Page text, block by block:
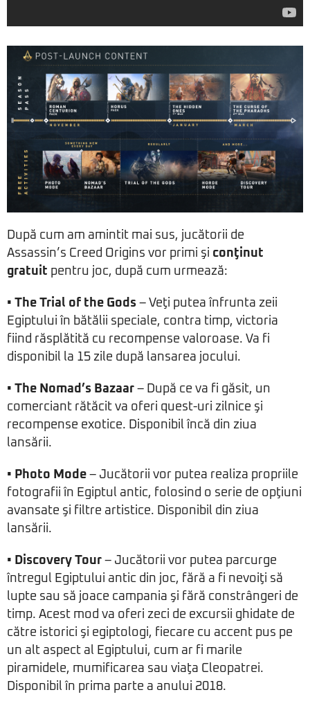
După cum am amintit mai sus, jucătorii de
Assassin’s Creed Origins vor primi şi conţinut
gratuit pentru joc, după cum urmează:
• The Trial of the Gods – Veţi putea înfrunta zeii
Egiptului în bătălii speciale, contra timp, victoria
fiind răsplătită cu recompense valoroase. Va fi
disponibil la 15 zile după lansarea jocului.
• The Nomad’s Bazaar – După ce va fi găsit, un
comerciant rătăcit va oferi quest-uri zilnice şi
recompense exotice. Disponibil încă din ziua
lansării.
• Photo Mode – Jucătorii vor putea realiza propriile
fotografii în Egiptul antic, folosind o serie de opţiuni
avansate şi filtre artistice. Disponibil din ziua
lansării.
• Discovery Tour – Jucătorii vor putea parcurge
întregul Egiptului antic din joc, fără a fi nevoiţi să
lupte sau să joace campania şi fără constrângeri de
timp. Acest mod va oferi zeci de excursii ghidate de
către istorici şi egiptologi, fiecare cu accent pus pe
un alt aspect al Egiptului, cum ar fi marile
piramidele, mumificarea sau viaţa Cleopatrei.
Disponibil în prima parte a anului 2018.